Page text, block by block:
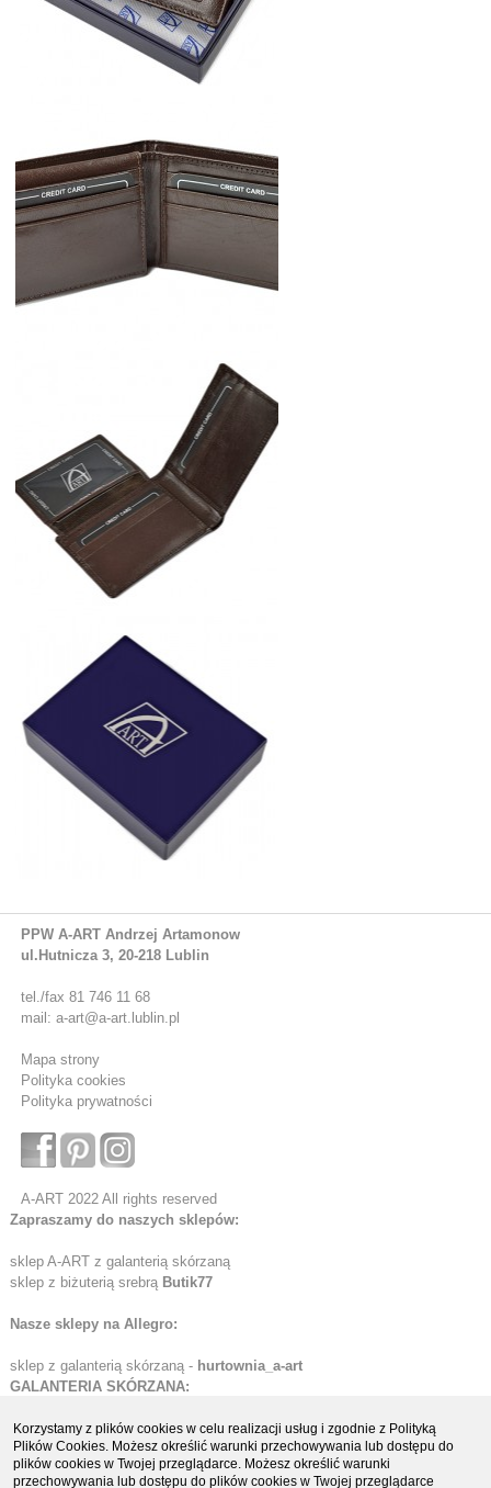
PPW A-ART Andrzej Artamonow
ul.Hutnicza 3, 20-218 Lublin
tel./fax 81 746 11 68
mail: a-art@a-art.lublin.pl
Mapa strony
Polityka cookies
Polityka prywatności
A-ART 2022 All rights reserved
Zapraszamy do naszych sklepów:
sklep A-ART z galanterią skórzaną
sklep z biżuterią srebrą Butik77
Nasze sklepy na Allegro:
sklep z galanterią skórzaną - hurtownia_a-art
GALANTERIA SKÓRZANA:
Etui skórzane
Portfele skórzane
Organizery i biwuary
Korzystamy z plików cookies w celu realizacji usług i zgodnie z Polityką
Plików Cookies. Możesz określić warunki przechowywania lub dostępu do
plików cookies w Twojej przeglądarce. Możesz określić warunki
przechowywania lub dostępu do plików cookies w Twojej przeglądarce